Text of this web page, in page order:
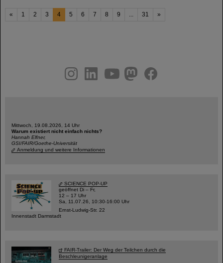
« 1 2 3 4 5 6 7 8 9 ... 31 »
youtubehelmholtz.socialfacebook
Mittwoch, 19.08.2026, 14 Uhr
Warum existiert nicht einfach nichts?
Hannah Elfner,
GSI/FAIR/Goethe-Universität
Anmeldung und weitere Informationen
SCIENCE POP-UP
geöffnet Di – Fr,
12 – 17 Uhr
Sa, 11.07.26, 10:30-16:00 Uhr
Ernst-Ludwig-Str. 22
Innenstadt Darmstadt
FAIR-Trailer: Der Weg der Teilchen durch die
Beschleunigeranlage